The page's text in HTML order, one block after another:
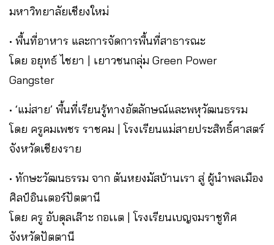
มหาวิทยาลัยเชียงใหม่
• พื้นที่อาหาร และการจัดการพื้นที่สาธารณะ
โดย อยุทธ์ ไชยา | เยาวชนกลุ่ม Green Power
Gangster
• ‘แม่สาย’ พื้นที่เรียนรู้ทางอัตลักษณ์และพหุวัฒนธรรม
โดย ครูคมเพชร ราชคม | โรงเรียนแม่สายประสิทธิ์ศาสตร์
จังหวัดเชียงราย
• ทักษะวัฒนธรรม จาก ตันหยงมัสบ้านเรา สู่ ผู้นำพลเมือง
ศิลป์อินเตอร์ปัตตานี
โดย ครู อับดุลเล๊าะ กอเเต | โรงเรียนเบญจมราชูทิศ
จังหวัดปัตตานี